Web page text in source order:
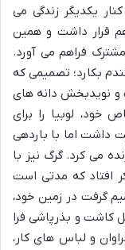
یکدیگر زندگی می
قرار داشت و همین
فراهم می آورد.
بکارد؛ تصمیمی که
و نویدبخش دانه های
خود، لوبیا را برای
داشت اما با باردهی
می کرد. گرگ نیز با
افتاد که مدتی است
گرفت در زمین خود،
و بذرپاشی فرا
و لباس های کار،